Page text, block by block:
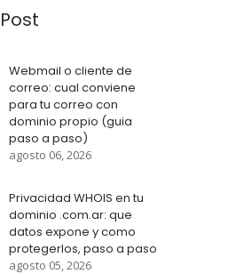
Webmail o cliente de
correo: cual conviene
para tu correo con
dominio propio (guia
paso a paso)
agosto 06, 2026
Privacidad WHOIS en tu
dominio .com.ar: que
datos expone y como
protegerlos, paso a paso
agosto 05, 2026